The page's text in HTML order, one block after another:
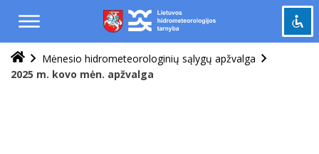
title Pažymėti antraštes
turinį
Mėnesio hidrometeorologinių sąlygų apžvalga
2025 m. kovo mėn. apžvalga